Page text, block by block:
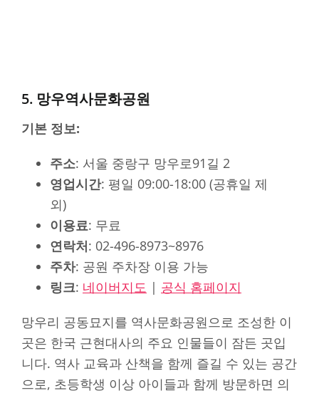
5. 망우역사문화공원
기본 정보:
주소: 서울 중랑구 망우로91길 2
영업시간: 평일 09:00-18:00 (공휴일 제
외)
이용료: 무료
연락처: 02-496-8973~8976
주차: 공원 주차장 이용 가능
링크: 네이버지도 | 공식 홈페이지
망우리 공동묘지를 역사문화공원으로 조성한 이
곳은 한국 근현대사의 주요 인물들이 잠든 곳입
니다. 역사 교육과 산책을 함께 즐길 수 있는 공간
으로, 초등학생 이상 아이들과 함께 방문하면 의